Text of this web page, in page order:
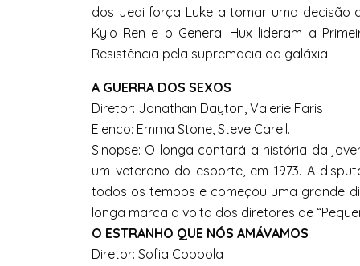
dos Jedi força Luke a tomar uma decisão
Kylo Ren e o General Hux lideram a
Resistência pela supremacia da galáxia.
A GUERRA DOS SEXOS
Diretor: Jonathan Dayton, Valerie Faris
Elenco: Emma Stone, Steve Carell.
Sinopse: O longa contará a história da
um veterano do esporte, em 1973. A
todos os tempos e começou uma grande
longa marca a volta dos diretores de
O ESTRANHO QUE NÓS AMÁVAMOS
Diretor: Sofia Coppola